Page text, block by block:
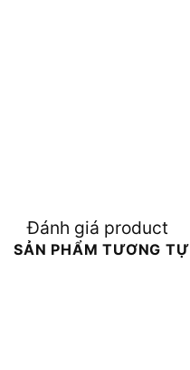
Đánh giá product
SẢN PHẨM TƯƠNG TỰ